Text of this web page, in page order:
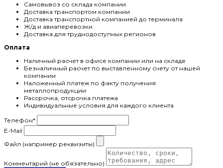
Самовывоз со склада компании
Доставка транспортом компании
Доставка транспортной компанией до терминала
Ж/д и авиаперевозки
Доставка для труднодоступных регионов
Оплата
Наличный расчет в офисе компании или на складе
Безналичный расчет по выставленному счету от нашей
компании
Наложенный платеж по факту получения
металлопродукции
Рассрочка, отсрочка платежа
Индивидуальные условия для каждого клиента
Телефон*
E-Mail
Файл (например реквизиты)
Комментарий (не обязательно)